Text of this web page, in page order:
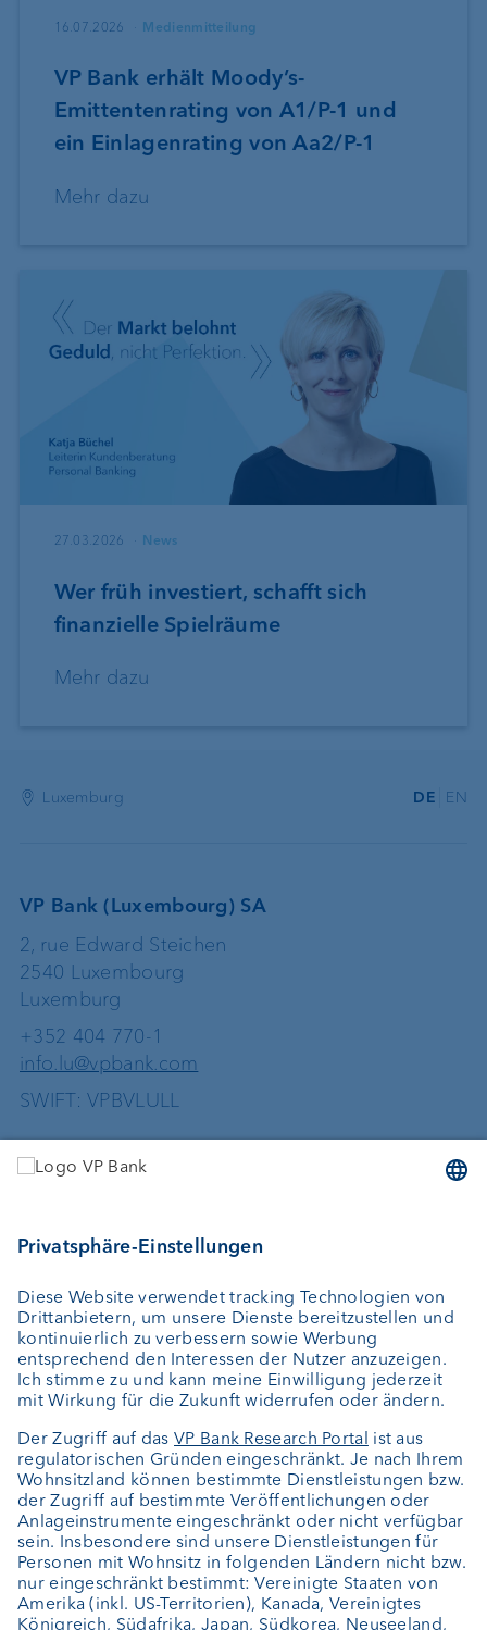
16.07.2026 Medienmitteilung
VP Bank erhält Moody’s-
Emittentenrating von A1/P-1 und
ein Einlagenrating von Aa2/P-1
Mehr dazu
27.03.2026 News
Wer früh investiert, schafft sich
finanzielle Spielräume
Mehr dazu
Luxemburg DE EN
VP Bank (Luxembourg) SA
2, rue Edward Steichen
2540 Luxembourg
Luxemburg
+352 404 770-1
info.lu@vpbank.com
SWIFT: VPBVLULL
Dienstleistungen
Vermögensverwaltung
Vermögensplanung
Depotbank
Externer Vermögensverwalter
Private Label Fonds
Investment Consulting
Über uns
Portrait
Jobs
News
Kundenfeedback
Kontakt
Geschäftsbericht